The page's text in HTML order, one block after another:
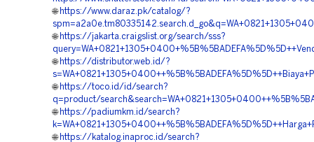
🌐 https://www.daraz.pk/catalog/?
🌐 https://jakarta.craigslist.org/search/sss?
🌐 https://distributor.web.id/?
🌐 https://toco.id/id/search?
q=product/
🌐 https://padiumkm.id/search?
🌐 https://katalog.inaproc.id/search?